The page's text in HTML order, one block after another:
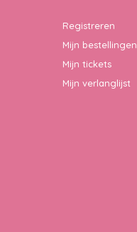
Registreren
Mijn bestellingen
Mijn tickets
Mijn verlanglijst